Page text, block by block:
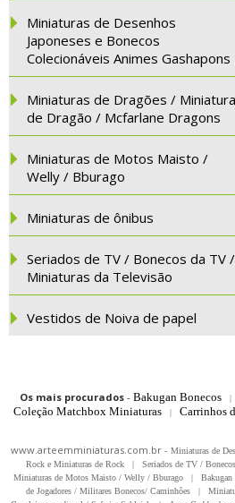
Miniaturas de Desenhos
Japoneses e Bonecos
Colecionáveis Animes Gashapons
Miniaturas de Dragões / Miniatura
de Dragão / Mcfarlane Dragons
Miniaturas de Motos Maisto /
Welly / Bburago
Miniaturas de ônibus
Seriados de TV / Bonecos da TV /
Miniaturas da Televisão
Vestidos de Noiva de papel
Os mais procurados- Bakugan Bonecos |
Coleção Matchbox Miniaturas
| Carrinhos
www.arteemminiaturas.com.br - Miniaturas de
Rock e Miniaturas de Rock
| Seriados de TV /
Miniaturas de Motos Maisto / Welly / Bburago
| Bakugan
de Jogadores / Militares Bonecos/ Caminhões
|